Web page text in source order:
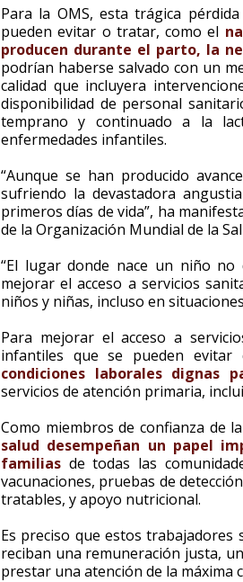
Para la OMS, esta trágica
pueden evitar o tratar, como el
producen durante el parto, la
podrían haberse salvado con un
calidad que incluyera
disponibilidad de personal
temprano y continuado a la
enfermedades infantiles.
“Aunque se han producido
sufriendo la devastadora
primeros días de vida”, ha
de la Organización Mundial de la
“El lugar donde nace un niño
mejorar el acceso a servicios
niños y niñas, incluso en
Para mejorar el acceso a
infantiles que se pueden evitar
condiciones laborales dignas
servicios de atención primaria,
Como miembros de confianza de
salud desempeñan un papel
familias de todas las
vacunaciones, pruebas de
tratables, y apoyo nutricional.
Es preciso que estos
reciban una remuneración justa,
prestar una atención de la máxima